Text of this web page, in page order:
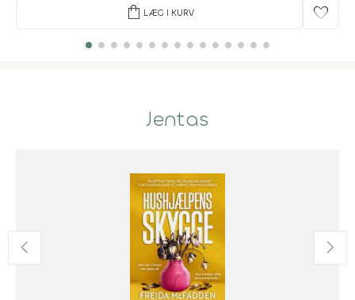
shopping_bag LÆG I KURV favorite
Jentas